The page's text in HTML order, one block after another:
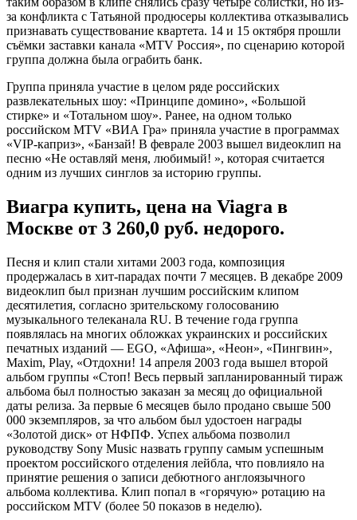
за конфликта с Татьяной продюсеры коллектива отказывались
признавать существование квартета. 14 и 15 октября прошли
съёмки заставки канала «MTV Россия», по сценарию которой
группа должна была ограбить банк.
Группа приняла участие в целом ряде российских
развлекательных шоу: «Принципе домино», «Большой
стирке» и «Тотальном шоу». Ранее, на одном только
российском MTV «ВИА Гра» приняла участие в программах
«VIP-каприз», «Банзай! В феврале 2003 вышел видеоклип на
песню «Не оставляй меня, любимый! », которая считается
одним из лучших синглов за историю группы.
Виагра купить, цена на Viagra в
Москве от 3 260,0 руб. недорого.
Песня и клип стали хитами 2003 года, композиция
продержалась в хит-парадах почти 7 месяцев. В декабре 2009
видеоклип был признан лучшим российским клипом
десятилетия, согласно зрительскому голосованию
музыкального телеканала RU. В течение года группа
появлялась на многих обложках украинских и российских
печатных изданий — EGO, «Афиша», «Неон», «Пингвин»,
Maxim, Play, «Отдохни! 14 апреля 2003 года вышел второй
альбом группы «Стоп! Весь первый запланированный тираж
альбома был полностью заказан за месяц до официальной
даты релиза. За первые 6 месяцев было продано свыше 500
000 экземпляров, за что альбом был удостоен награды
«Золотой диск» от НФПФ. Успех альбома позволил
руководству Sony Music назвать группу самым успешным
проектом российского отделения лейбла, что повлияло на
принятие решения о записи дебютного англоязычного
альбома коллектива. Клип попал в «горячую» ротацию на
российском MTV (более 50 показов в неделю).